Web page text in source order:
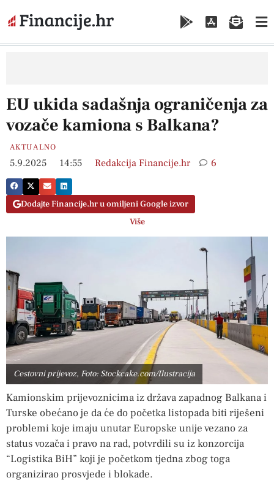
EU ukida sadašnja ograničenja za
vozače kamiona s Balkana?
AKTUALNO
5.9.2025 14:55 Redakcija Financije.hr 6
Dodajte Financije.hr u omiljeni Google izvor
Više
Cestovni prijevoz, Foto: Stockcake.com/Ilustracija
Kamionskim prijevoznicima iz država zapadnog Balkana i
Turske obećano je da će do početka listopada biti riješeni
problemi koje imaju unutar Europske unije vezano za
status vozača i pravo na rad, potvrdili su iz konzorcija
“Logistika BiH” koji je početkom tjedna zbog toga
organizirao prosvjede i blokade.